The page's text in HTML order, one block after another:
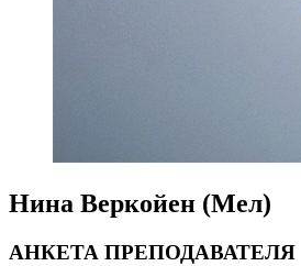
Нина Веркойен (Мел)
АНКЕТА ПРЕПОДАВАТЕЛЯ